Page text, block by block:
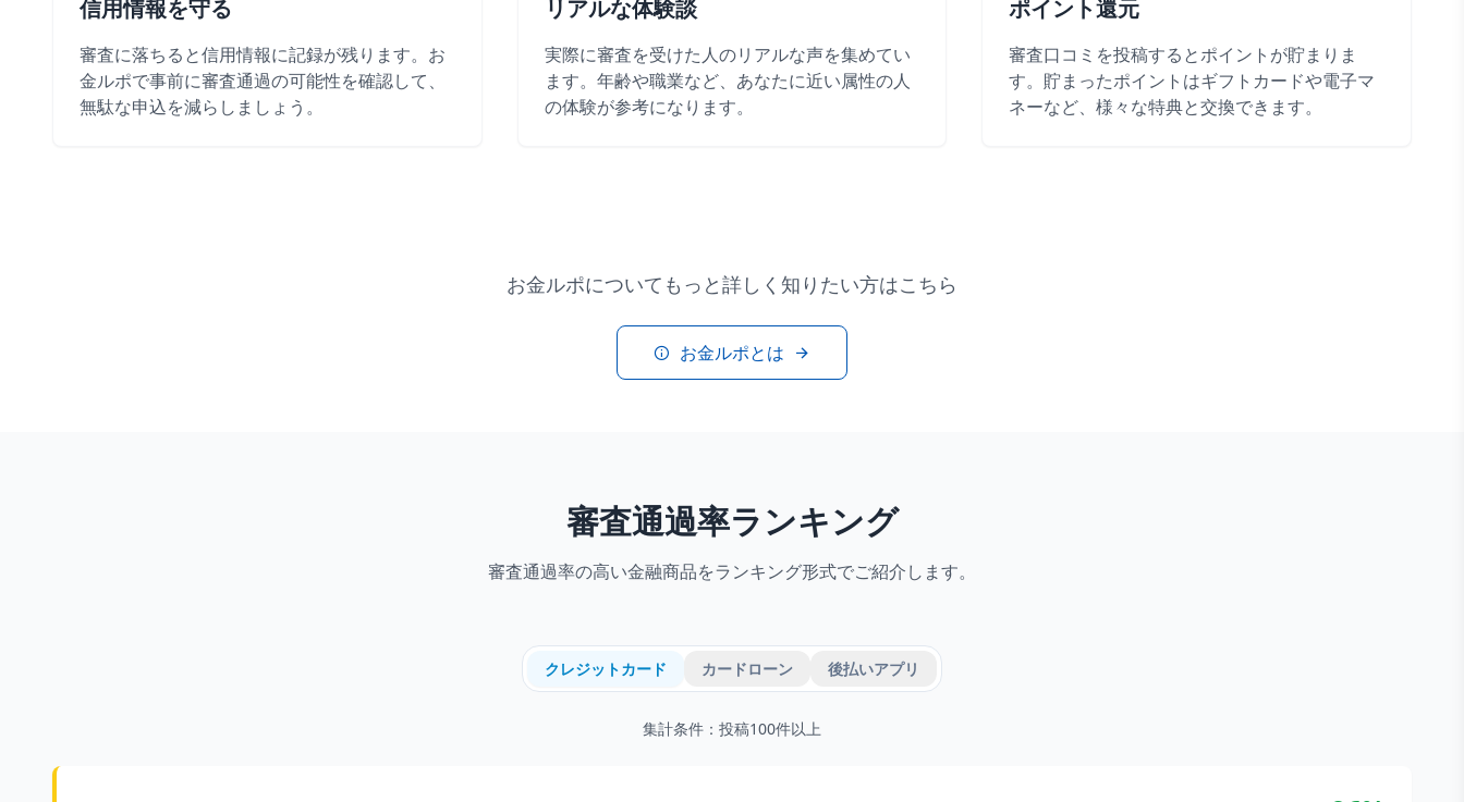
信用情報を守る
審査に落ちると信用情報に記録が残ります。お
金ルポで事前に審査通過の可能性を確認して、
無駄な申込を減らしましょう。
リアルな体験談
実際に審査を受けた人のリアルな声を集めてい
ます。年齢や職業など、あなたに近い属性の人
の体験が参考になります。
ポイント還元
審査口コミを投稿するとポイントが貯まりま
す。貯まったポイントはギフトカードや電子マ
ネーなど、様々な特典と交換できます。
お金ルポについてもっと詳しく知りたい方はこちら
お金ルポとは
審査通過率ランキング
審査通過率の高い金融商品をランキング形式でご紹介します。
クレジットカード カードローン 後払いアプリ
集計条件：投稿100件以上